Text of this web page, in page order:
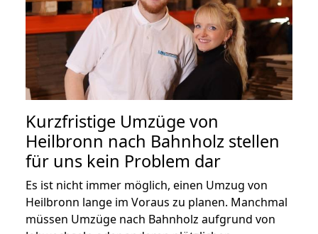
Kurzfristige Umzüge von
Heilbronn nach Bahnholz stellen
für uns kein Problem dar
Es ist nicht immer möglich, einen Umzug von
Heilbronn lange im Voraus zu planen. Manchmal
müssen Umzüge nach Bahnholz aufgrund von